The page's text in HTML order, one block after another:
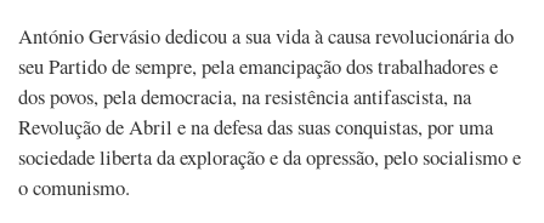
António Gervásio dedicou a sua vida à causa revolucionária do
seu Partido de sempre, pela emancipação dos trabalhadores e
dos povos, pela democracia, na resistência antifascista, na
Revolução de Abril e na defesa das suas conquistas, por uma
sociedade liberta da exploração e da opressão, pelo socialismo e
o comunismo.